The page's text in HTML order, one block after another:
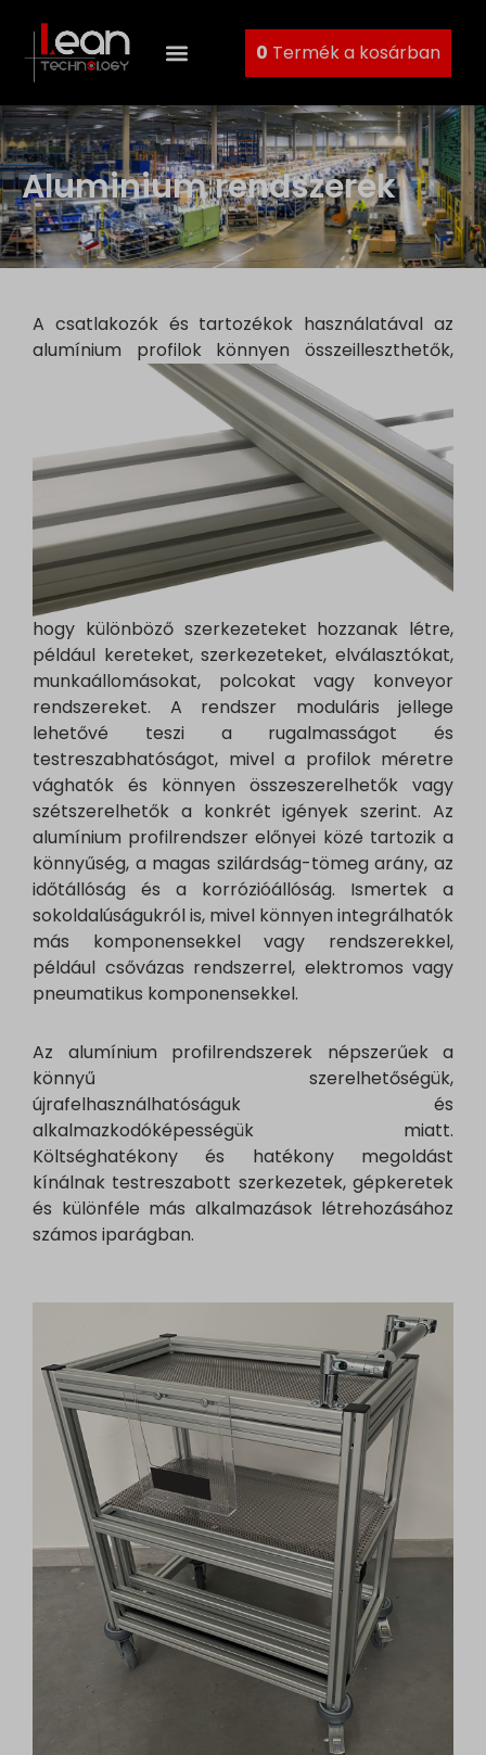
0 Termék a kosárban
Aluminium rendszerek
A csatlakozók és tartozékok használatával az
alumínium profilok könnyen összeilleszthetők,
hogy különböző szerkezeteket hozzanak létre,
például kereteket, szerkezeteket, elválasztókat,
munkaállomásokat, polcokat vagy konveyor
rendszereket. A rendszer moduláris jellege
lehetővé teszi a rugalmasságot és
testreszabhatóságot, mivel a profilok méretre
vághatók és könnyen összeszerelhetők vagy
szétszerelhetők a konkrét igények szerint. Az
alumínium profilrendszer előnyei közé tartozik a
könnyűség, a magas szilárdság-tömeg arány, az
időtállóság és a korrózióállóság. Ismertek a
sokoldalúságukról is, mivel könnyen integrálhatók
más komponensekkel vagy rendszerekkel,
például csővázas rendszerrel, elektromos vagy
pneumatikus komponensekkel.
Az alumínium profilrendszerek népszerűek a
könnyű szerelhetőségük,
újrafelhasználhatóságuk és
alkalmazkodóképességük miatt.
Költséghatékony és hatékony megoldást
kínálnak testreszabott szerkezetek, gépkeretek
és különféle más alkalmazások létrehozásához
számos iparágban.